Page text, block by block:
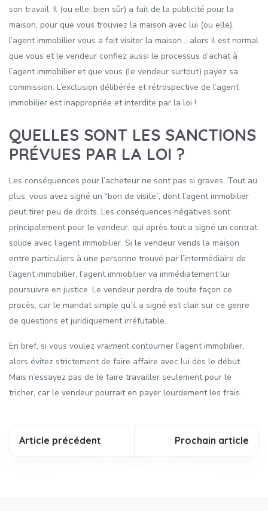
son travail. Il (ou elle, bien sûr) a fait de la publicité pour la
maison, pour que vous trouviez la maison avec lui (ou elle),
l’agent immobilier vous a fait visiter la maison… alors il est normal
que vous et le vendeur confiez aussi le processus d’achat à
l’agent immobilier et que vous (le vendeur surtout) payez sa
commission. L’exclusion délibérée et rétrospective de l’agent
immobilier est inappropriée et interdite par la loi !
QUELLES SONT LES SANCTIONS
PRÉVUES PAR LA LOI ?
Les conséquences pour l’acheteur ne sont pas si graves. Tout au
plus, vous avez signé un “bon de visite”, dont l’agent immobilier
peut tirer peu de droits. Les conséquences négatives sont
principalement pour le vendeur, qui après tout a signé un contrat
solide avec l’agent immobilier. Si le vendeur vends la maison
entre particuliers à une personne trouvé par l’intermédiaire de
l’agent immobilier, l’agent immobilier va immédiatement lui
poursuivre en justice. Le vendeur perdra de toute façon ce
procès, car le mandat simple qu’il a signé est clair sur ce genre
de questions et juridiquement irréfutable.
En bref, si vous voulez vraiment contourner l’agent immobilier,
alors évitez strictement de faire affaire avec lui dès le début.
Mais n’essayez pas de le faire travailler seulement pour le
tricher, car le vendeur pourrait en payer lourdement les frais.
Article précédent Prochain article